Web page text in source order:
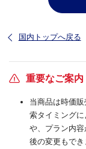
国内トップへ戻る
重要なご案内
当商品は時価
索タイミング
や、プラン内
後の変更もでき